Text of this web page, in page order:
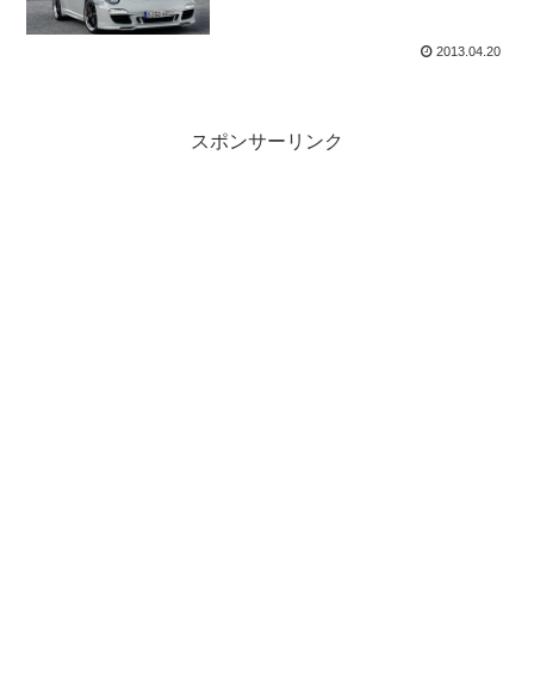
2013.04.20
スポンサーリンク